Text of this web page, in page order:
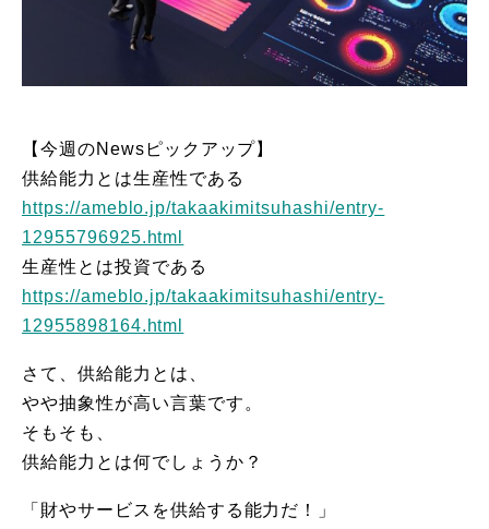
【今週のNewsピックアップ】
供給能力とは生産性である
https://ameblo.jp/takaakimitsuhashi/entry-
12955796925.html
生産性とは投資である
https://ameblo.jp/takaakimitsuhashi/entry-
12955898164.html
さて、供給能力とは、
やや抽象性が高い言葉です。
そもそも、
供給能力とは何でしょうか？
「財やサービスを供給する能力だ！」